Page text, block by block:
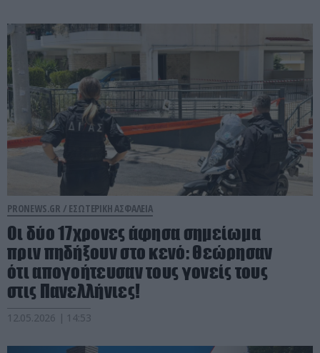
PRONEWS.GR / ΕΣΩΤΕΡΙΚΗ ΑΣΦΑΛΕΙΑ
Οι δύο 17χρονες άφησα σημείωμα
πριν πηδήξουν στο κενό: Θεώρησαν
ότι απογοήτευσαν τους γονείς τους
στις Πανελλήνιες!
12.05.2026 | 14:53